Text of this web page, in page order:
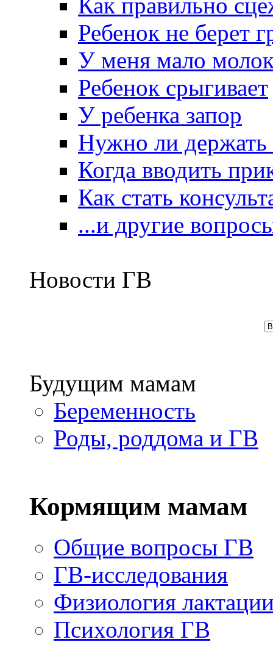
Ребенок не берет
У меня мало
Ребенок срыгивает
У ребенка запор
Нужно ли держать
Когда вводить
Как стать
...и другие
Новости ГВ
Будущим мамам
Беременность
Роды, роддома и ГВ
Кормящим мамам
Общие вопросы ГВ
ГВ-исследования
Физиология
Психология ГВ